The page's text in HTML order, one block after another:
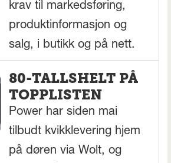
krav til markedsføring,
produktinformasjon og
salg, i butikk og på nett.
80-TALLSHELT PÅ
TOPPLISTEN
Power har siden mai
tilbudt kvikklevering hjem
på døren via Wolt, og